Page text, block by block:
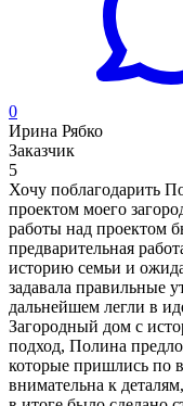
0
Ирина Рябко
Заказчик
5
Хочу поблагодарить
проектом моего
работы над проектом
предварительная
историю семьи и
задавала правильные
дальнейшем легли в
Загородный дом с
подход, Полина
которые пришлись по
внимательна к